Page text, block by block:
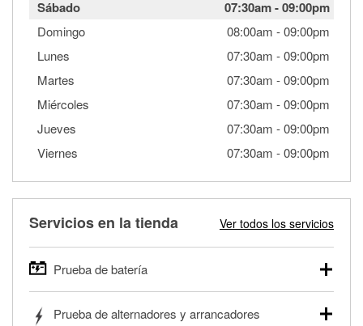
Sábado 07:30am-09:00pm
Domingo 08:00am -09:00pm
Lunes
07:30am -09:00pm
Martes
07:30am -09:00pm
Miércoles
07:30am -09:00pm
Jueves
07:30am -09:00pm
Viernes
07:30am -09:00pm
Servicios en la tienda Ver todos los servicios
Prueba de batería
autos, camionetas, SUVs, vehículos comerciales y
Prueba de alternadores y arrancadores